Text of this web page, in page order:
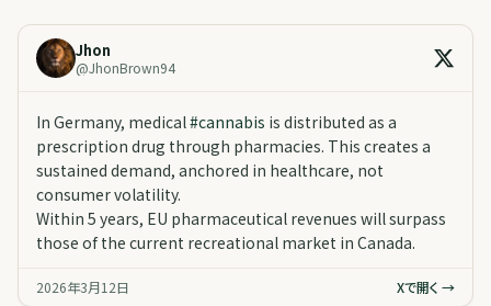
Jhon
@JhonBrown94
In Germany, medical#cannabis is distributed as a
prescription drug through pharmacies. This creates a
sustained demand, anchored in healthcare, not
consumer volatility.
Within 5 years, EU pharmaceutical revenues will surpass
those of the current recreational market in Canada.
2026年3月12日 Xで開く →